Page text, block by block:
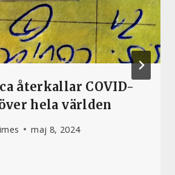
återkallar COVID-
hela världen
maj 8, 2024